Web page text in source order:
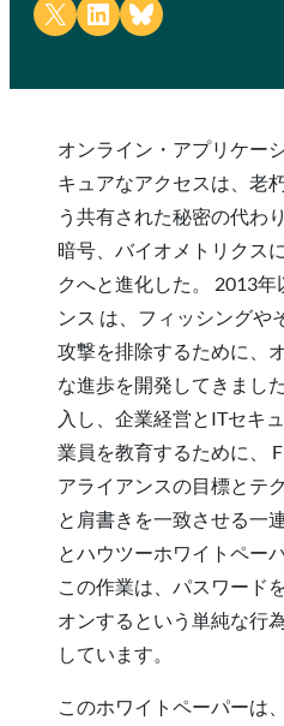
Share on X Share on LinkedIn
Share on Bluesky
オンライン・アプリケー
キュアなアクセスは、老
う共有された秘密の代わ
暗号、バイオメトリクス
クへと進化した。 2013
ンス は、フィッシングや
攻撃を排除するために、
な進歩を開発してきまし
入し、企業経営とITセキ
業員を教育するために、
アライアンスの目標とテ
と肩書きを一致させる一
とハウツーホワイトペー
この作業は、パスワード
オンするという単純な行
しています。
このホワイトペーパーは